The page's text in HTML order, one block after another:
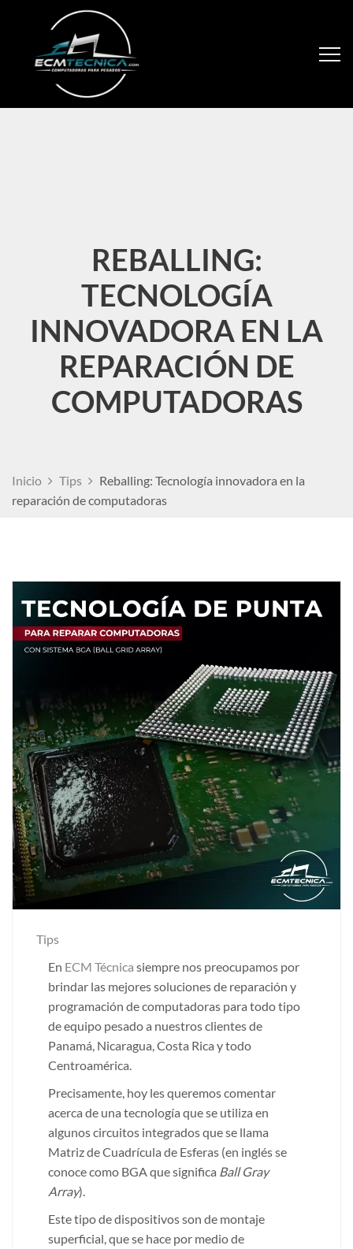
REBALLING:
TECNOLOGÍA
INNOVADORA EN LA
REPARACIÓN DE
COMPUTADORAS
Inicio Tips
Reballing: Tecnología innovadora en la
reparación de computadoras
Tips
En ECM Técnica siempre nos preocupamos por
brindar las mejores soluciones de reparación y
programación de computadoras para todo tipo
de equipo pesado a nuestros clientes de
Panamá, Nicaragua, Costa Rica y todo
Centroamérica.
Precisamente, hoy les queremos comentar
acerca de una tecnología que se utiliza en
algunos circuitos integrados que se llama
Matriz de Cuadrícula de Esferas (en inglés se
conoce como BGA que significa Ball Gray
Array).
Este tipo de dispositivos son de montaje
superficial, que se hace por medio de